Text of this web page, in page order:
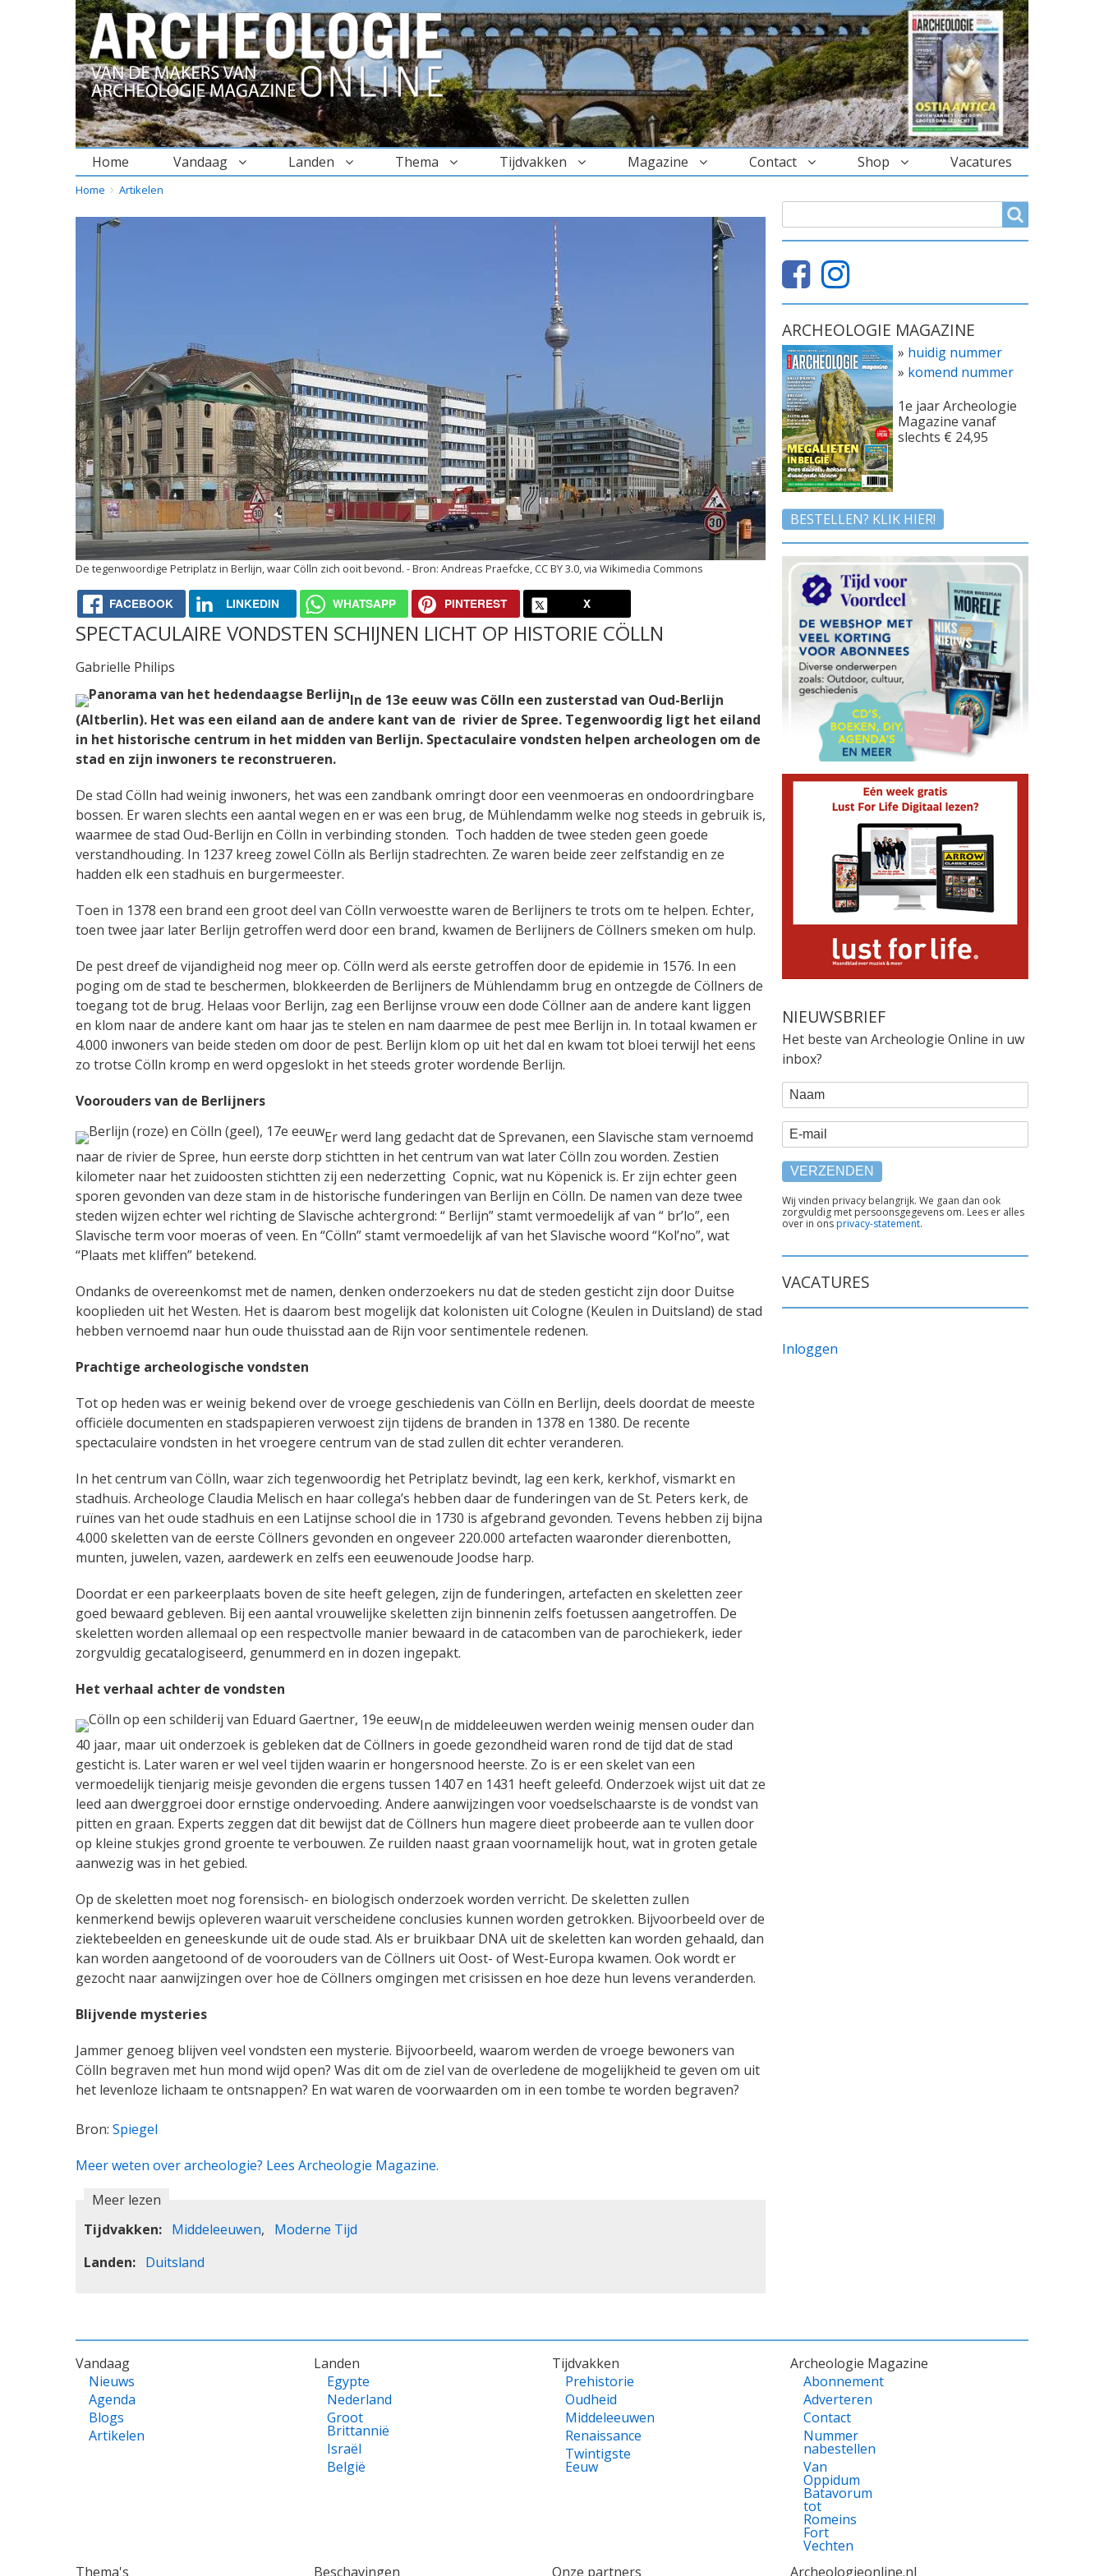
Home Vandaag Landen Thema Tijdvakken Magazine Contact Shop Vacatures
BREADCRUMBS
YOU
HERE:
Home Artikelen
De tegenwoordige Petriplatz in Berlijn, waar Cölln zich ooit bevond. Andreas Praefcke, CC BY 3.0, via Wikimedia Commons
FACEBOOK LINKEDIN WHATSAPP PINTEREST X
SPECTACULAIRE VONDSTEN SCHIJNEN LICHT OP HISTORIE CÖLLN
Gabrielle Philips
In de 13e eeuw was Cölln een zusterstad van Oud-Berlijn
(Altberlin). Het was een eiland aan de andere kant van de rivier de Spree. Tegenwoordig ligt het eiland
in het historische centrum in het midden van Berlijn. Spectaculaire vondsten helpen archeologen om de
stad en zijn inwoners te reconstrueren.
De stad Cölln had weinig inwoners, het was een zandbank omringt door een veenmoeras en ondoordringbare
bossen. Er waren slechts een aantal wegen en er was een brug, de Mühlendamm welke nog steeds in gebruik is,
waarmee de stad Oud-Berlijn en Cölln in verbinding stonden. Toch hadden de twee steden geen goede
verstandhouding. In 1237 kreeg zowel Cölln als Berlijn stadrechten. Ze waren beide zeer zelfstandig en ze
hadden elk een stadhuis en burgermeester.
Toen in 1378 een brand een groot deel van Cölln verwoestte waren de Berlijners te trots om te helpen. Echter,
toen twee jaar later Berlijn getroffen werd door een brand, kwamen de Berlijners de Cöllners smeken om hulp.
De pest dreef de vijandigheid nog meer op. Cölln werd als eerste getroffen door de epidemie in 1576. In een
poging om de stad te beschermen, blokkeerden de Berlijners de Mühlendamm brug en ontzegde de Cöllners de
toegang tot de brug. Helaas voor Berlijn, zag een Berlijnse vrouw een dode Cöllner aan de andere kant liggen
en klom naar de andere kant om haar jas te stelen en nam daarmee de pest mee Berlijn in. In totaal kwamen er
4.000 inwoners van beide steden om door de pest. Berlijn klom op uit het dal en kwam tot bloei terwijl het eens
zo trotse Cölln kromp en werd opgeslokt in het steeds groter wordende Berlijn.
Voorouders van de Berlijners
Er werd lang gedacht dat de Sprevanen, een Slavische stam vernoemd
naar de rivier de Spree, hun eerste dorp stichtten in het centrum van wat later Cölln zou worden. Zestien
kilometer naar het zuidoosten stichtten zij een nederzetting Copnic, wat nu Köpenick is. Er zijn echter geen
sporen gevonden van deze stam in de historische funderingen van Berlijn en Cölln. De namen van deze twee
steden wijzen echter wel richting de Slavische achtergrond: “ Berlijn” stamt vermoedelijk af van “ br’lo”, een
Slavische term voor moeras of veen. En “Cölln” stamt vermoedelijk af van het Slavische woord “Kol’no”, wat
“Plaats met kliffen” betekend.
Ondanks de overeenkomst met de namen, denken onderzoekers nu dat de steden gesticht zijn door Duitse
kooplieden uit het Westen. Het is daarom best mogelijk dat kolonisten uit Cologne (Keulen in Duitsland) de stad
hebben vernoemd naar hun oude thuisstad aan de Rijn voor sentimentele redenen.
Prachtige archeologische vondsten
Tot op heden was er weinig bekend over de vroege geschiedenis van Cölln en Berlijn, deels doordat de meeste
officiële documenten en stadspapieren verwoest zijn tijdens de branden in 1378 en 1380. De recente
spectaculaire vondsten in het vroegere centrum van de stad zullen dit echter veranderen.
In het centrum van Cölln, waar zich tegenwoordig het Petriplatz bevindt, lag een kerk, kerkhof, vismarkt en
stadhuis. Archeologe Claudia Melisch en haar collega’s hebben daar de funderingen van de St. Peters kerk, de
ruïnes van het oude stadhuis en een Latijnse school die in 1730 is afgebrand gevonden. Tevens hebben zij bijna
4.000 skeletten van de eerste Cöllners gevonden en ongeveer 220.000 artefacten waaronder dierenbotten,
munten, juwelen, vazen, aardewerk en zelfs een eeuwenoude Joodse harp.
Doordat er een parkeerplaats boven de site heeft gelegen, zijn de funderingen, artefacten en skeletten zeer
goed bewaard gebleven. Bij een aantal vrouwelijke skeletten zijn binnenin zelfs foetussen aangetroffen. De
skeletten worden allemaal op een respectvolle manier bewaard in de catacomben van de parochiekerk, ieder
zorgvuldig gecatalogiseerd, genummerd en in dozen ingepakt.
Het verhaal achter de vondsten
In de middeleeuwen werden weinig mensen ouder dan
40 jaar, maar uit onderzoek is gebleken dat de Cöllners in goede gezondheid waren rond de tijd dat de stad
gesticht is. Later waren er wel veel tijden waarin er hongersnood heerste. Zo is er een skelet van een
vermoedelijk tienjarig meisje gevonden die ergens tussen 1407 en 1431 heeft geleefd. Onderzoek wijst uit dat ze
leed aan dwerggroei door ernstige ondervoeding. Andere aanwijzingen voor voedselschaarste is de vondst van
pitten en graan. Experts zeggen dat dit bewijst dat de Cöllners hun magere dieet probeerde aan te vullen door
op kleine stukjes grond groente te verbouwen. Ze ruilden naast graan voornamelijk hout, wat in groten getale
aanwezig was in het gebied.
Op de skeletten moet nog forensisch- en biologisch onderzoek worden verricht. De skeletten zullen
kenmerkend bewijs opleveren waaruit verscheidene conclusies kunnen worden getrokken. Bijvoorbeeld over de
ziektebeelden en geneeskunde uit de oude stad. Als er bruikbaar DNA uit de skeletten kan worden gehaald, dan
kan worden aangetoond of de voorouders van de Cöllners uit Oost- of West-Europa kwamen. Ook wordt er
gezocht naar aanwijzingen over hoe de Cöllners omgingen met crisissen en hoe deze hun levens veranderden.
Blijvende mysteries
Jammer genoeg blijven veel vondsten een mysterie. Bijvoorbeeld, waarom werden de vroege bewoners van
Cölln begraven met hun mond wijd open? Was dit om de ziel van de overledene de mogelijkheid te geven om uit
het levenloze lichaam te ontsnappen? En wat waren de voorwaarden om in een tombe te worden begraven?
Bron: Spiegel
Meer weten over archeologie? Lees Archeologie Magazine.
Meer lezen
Tijdvakken
Middeleeuwen
Moderne Tijd
Landen
Duitsland
ARCHEOLOGIE MAGAZINE
» huidig nummer
» komend nummer
1e jaar Archeologie
Magazine vanaf
slechts € 24,95
BESTELLEN? KLIK HIER!
NIEUWSBRIEF
Het beste van Archeologie Online in uw
inbox?
WEBFORM
Naam
E-mail
TEKST
ONDER
FORMULIER
Wij vinden privacy belangrijk. We gaan dan ook
zorgvuldig met persoonsgegevens om. Lees er alles
over in onsprivacy-statement.
VACATURES
Inloggen
VOET
Vandaag
Nieuws
Agenda
Blogs
Artikelen
Landen
Egypte
Nederland
Groot
Brittannië
Israël
België
Tijdvakken
Prehistorie
Oudheid
Middeleeuwen
Renaissance
Twintigste
Eeuw
Archeologie Magazine
Abonnement
Adverteren
Contact
Nummer
nabestellen
Van
Oppidum
Batavorum
tot
Romeins
Fort
Vechten
Thema's
Beschavingen Onze partners Archeologieonline.nl